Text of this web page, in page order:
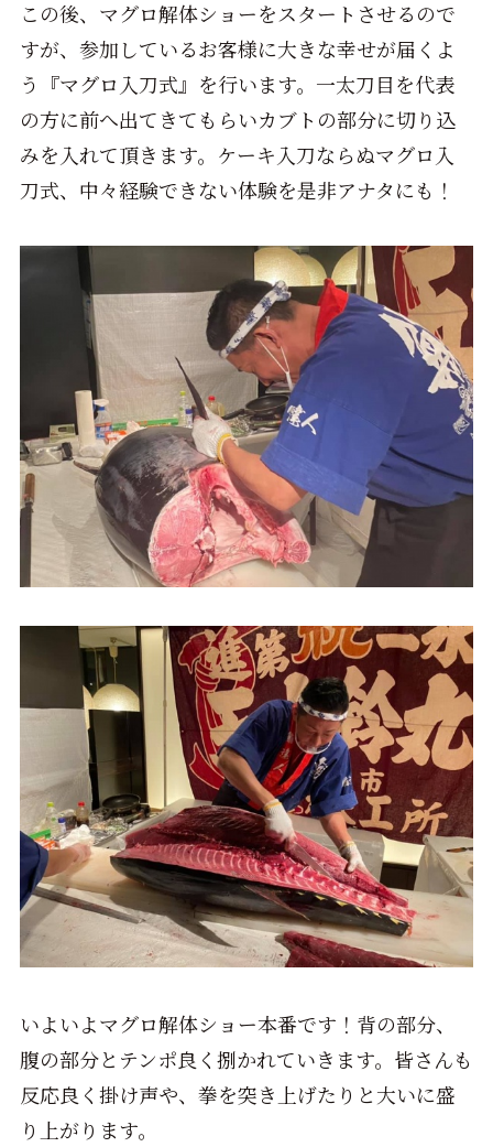
この後、マグロ解体ショーをスタートさせるので
すが、参加しているお客様に大きな幸せが届くよ
う『マグロ入刀式』を行います。一太刀目を代表
の方に前へ出てきてもらいカブトの部分に切り込
みを入れて頂きます。ケーキ入刀ならぬマグロ入
刀式、中々経験できない体験を是非アナタにも！
いよいよマグロ解体ショー本番です！背の部分、
腹の部分とテンポ良く捌かれていきます。皆さんも
反応良く掛け声や、拳を突き上げたりと大いに盛
り上がります。